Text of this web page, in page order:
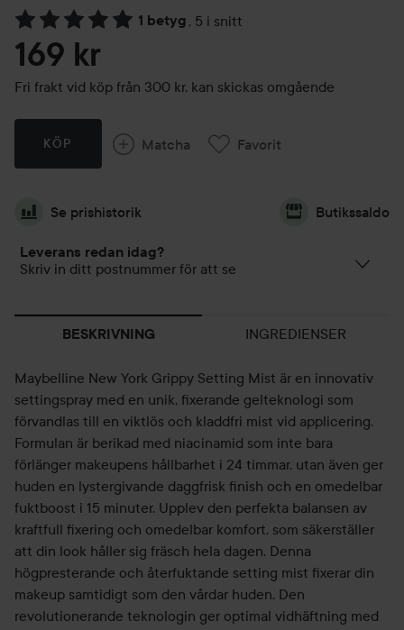
1 betyg , 5 i snitt
Hoppa till Betyg & kommentarer
169 kr
Fri frakt vid köp från 300 kr, kan skickas omgående
KÖP Matcha Favorit
Se prishistorik Butikssaldo
Leverans redan idag?
Skriv in ditt postnummer för att se
BESKRIVNING INGREDIENSER
Maybelline New York Grippy Setting Mist är en innovativ
settingspray med en unik, fixerande gelteknologi som
förvandlas till en viktlös och kladdfri mist vid applicering.
Formulan är berikad med niacinamid som inte bara
förlänger makeupens hållbarhet i 24 timmar, utan även ger
huden en lystergivande daggfrisk finish och en omedelbar
fuktboost i 15 minuter. Upplev den perfekta balansen av
kraftfull fixering och omedelbar komfort, som säkerställer
att din look håller sig fräsch hela dagen. Denna
högpresterande och återfuktande setting mist fixerar din
makeup samtidigt som den vårdar huden. Den
revolutionerande teknologin ger optimal vidhäftning med